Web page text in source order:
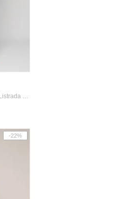
Calça Pantalona Alfaiataria Listrada Sal...
-22%